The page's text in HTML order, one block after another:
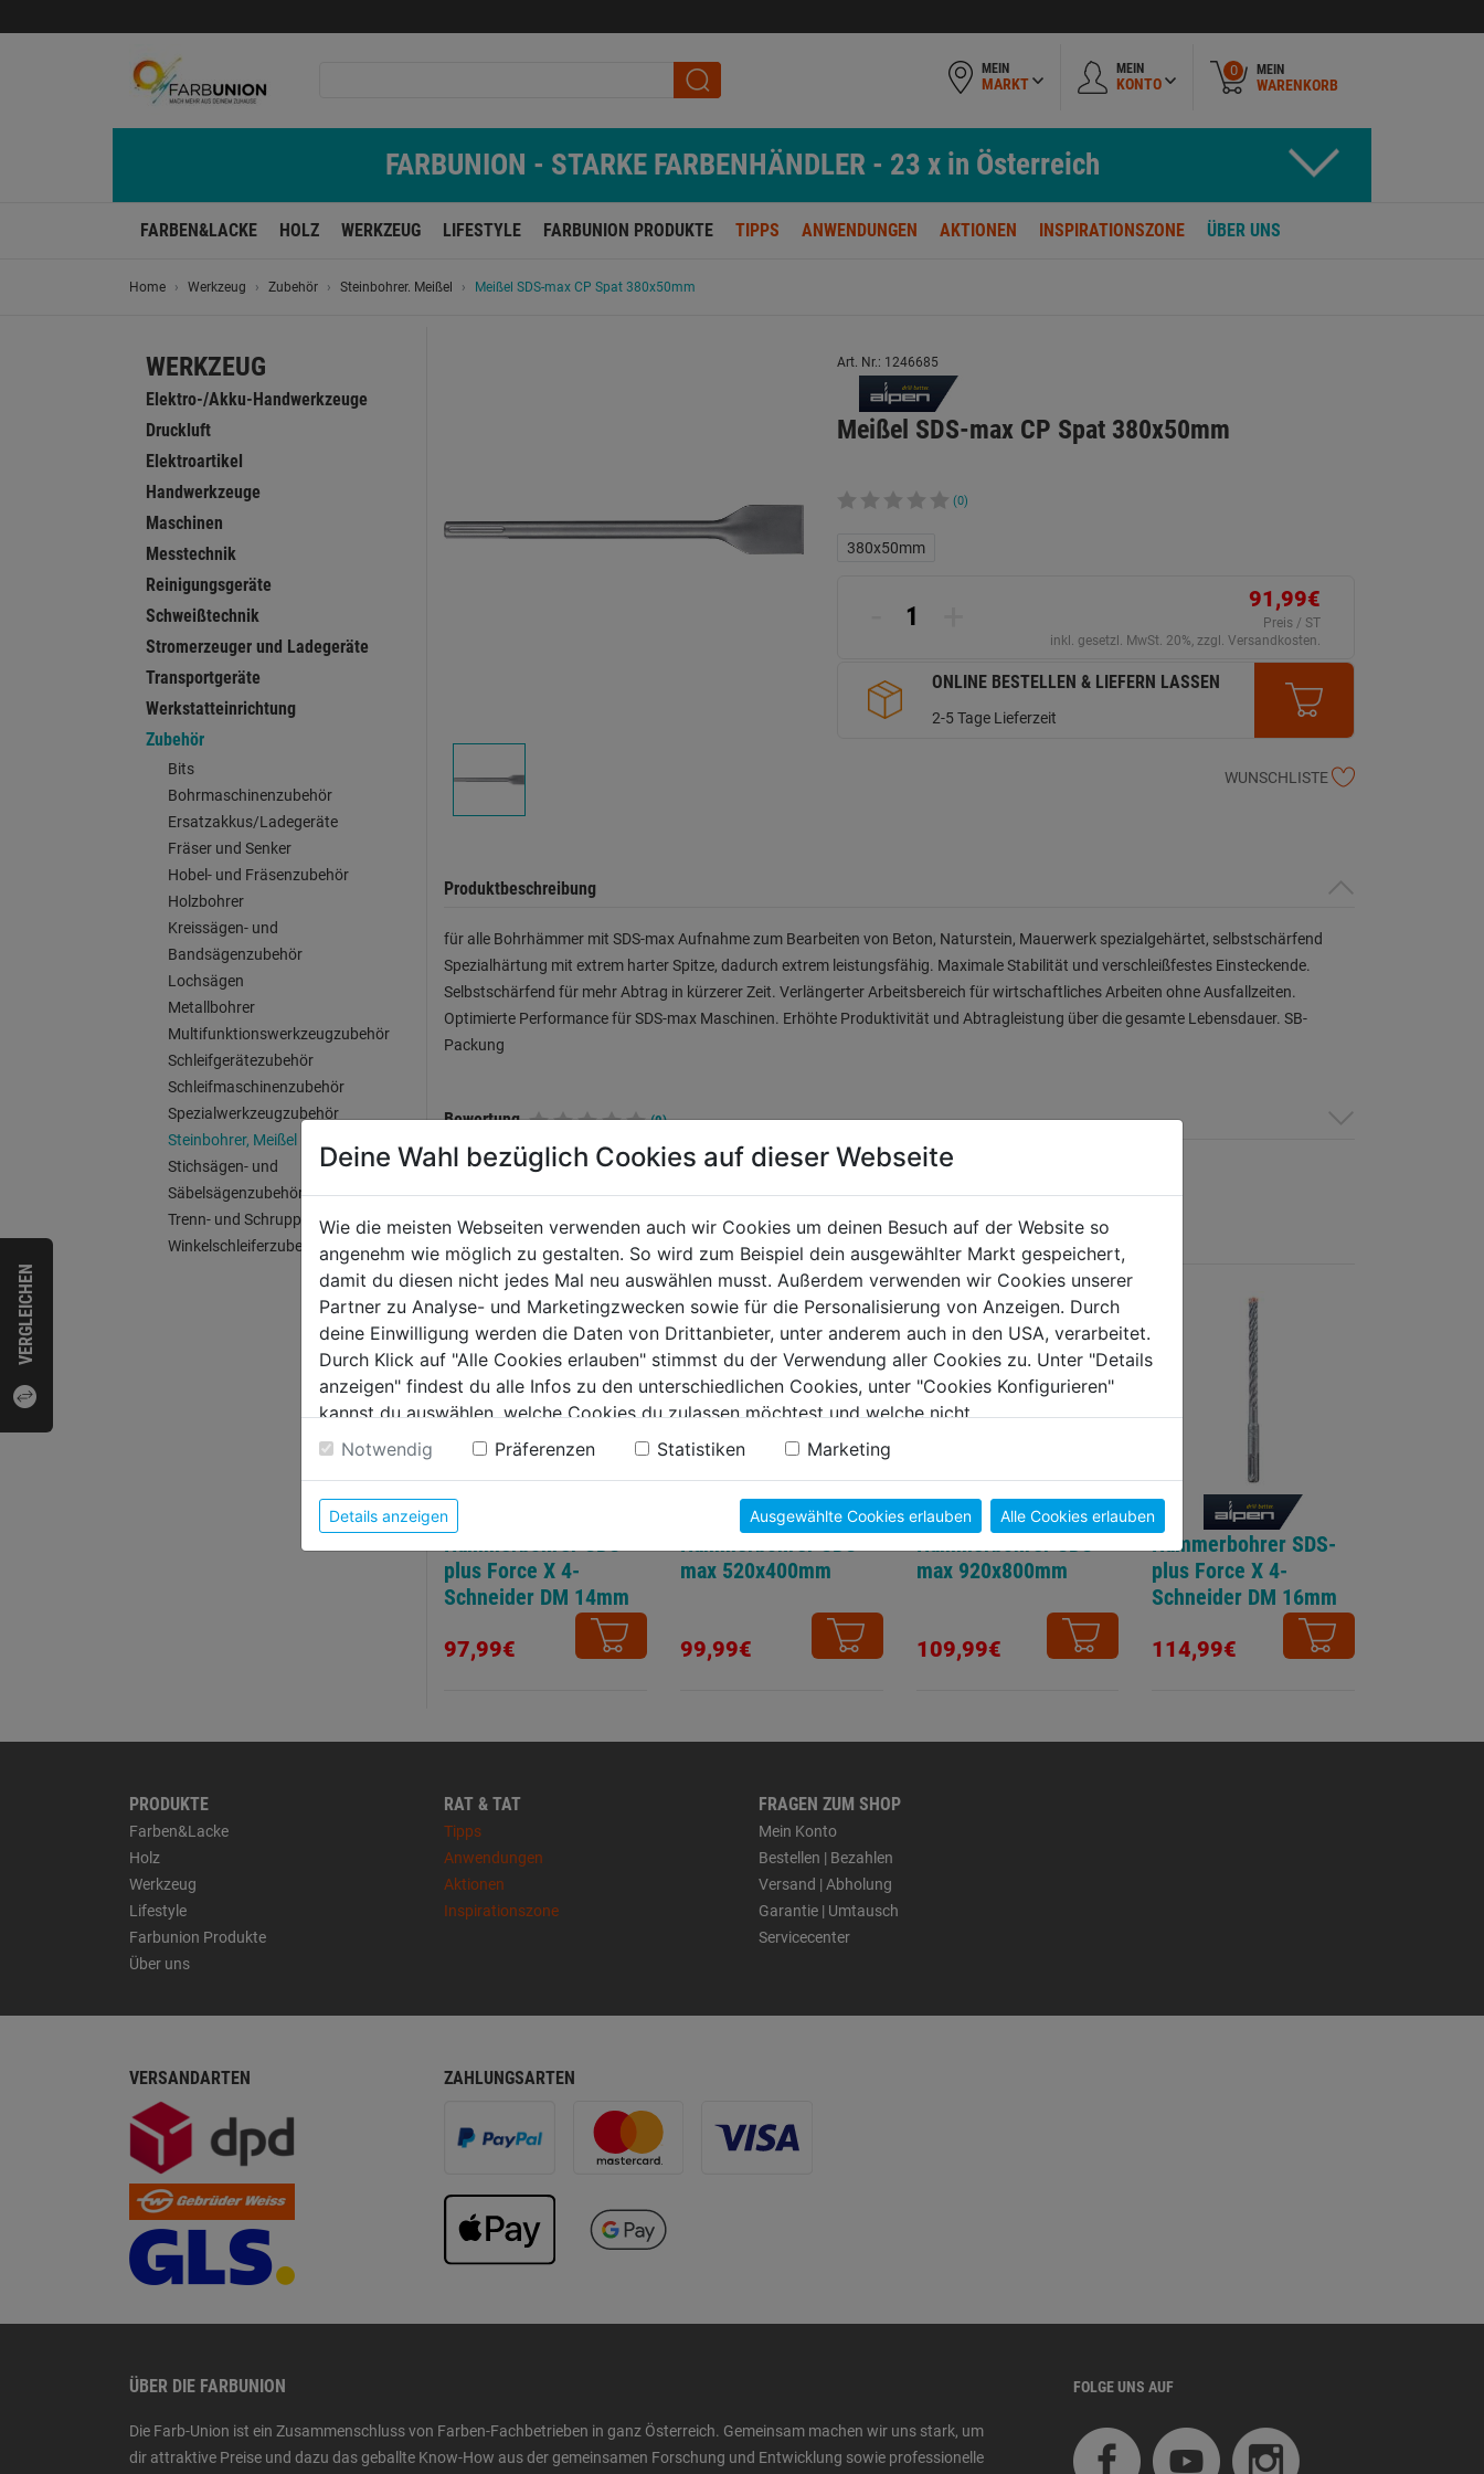
VERGLEICHEN
MEIN
MARKT
MEIN
KONTO
0 MEIN
WARENKORB
FARBUNION - STARKE FARBENHÄNDLER - 23 x in Österreich
FARBEN&LACKE HOLZ WERKZEUG LIFESTYLE FARBUNION PRODUKTE TIPPS ANWENDUNGEN AKTIONEN INSPIRATIONSZONE ÜBER UNS
Home Werkzeug Zubehör Steinbohrer. Meißel Meißel SDS-max CP Spat 380x50mm
WERKZEUG
Elektro-/Akku-Handwerkzeuge
Druckluft
Elektroartikel
Handwerkzeuge
Maschinen
Messtechnik
Reinigungsgeräte
Schweißtechnik
Stromerzeuger und Ladegeräte
Transportgeräte
Werkstatteinrichtung
Zubehör
Bits
Bohrmaschinenzubehör
Ersatzakkus/Ladegeräte
Fräser und Senker
Hobel- und Fräsenzubehör
Holzbohrer
Kreissägen- und
Bandsägenzubehör
Lochsägen
Metallbohrer
Multifunktionswerkzeugzubehör
Schleifgerätezubehör
Schleifmaschinenzubehör
Spezialwerkzeugzubehör
Steinbohrer, Meißel
Stichsägen- und
Säbelsägenzubehör
Trenn- und Schruppscheiben
Winkelschleiferzubehör
Art. Nr.: 1246685
Meißel SDS-max CP Spat 380x50mm
(0)
380x50mm
91,99€
Preis / ST
inkl. gesetzl. MwSt. 20%, zzgl. Versandkosten.
ONLINE BESTELLEN & LIEFERN LASSEN
2-5 Tage Lieferzeit
WUNSCHLISTE
Produktbeschreibung
für alle Bohrhämmer mit SDS-max Aufnahme zum Bearbeiten von Beton, Naturstein, Mauerwerk spezialgehärtet, selbstschärfend
Spezialhärtung mit extrem harter Spitze, dadurch extrem leistungsfähig. Maximale Stabilität und verschleißfestes Einsteckende.
Selbstschärfend für mehr Abtrag in kürzerer Zeit. Verlängerter Arbeitsbereich für wirtschaftliches Arbeiten ohne Ausfallzeiten.
Optimierte Performance für SDS-max Maschinen. Erhöhte Produktivität und Abtragleistung über die gesamte Lebensdauer. SB-
Packung
Bewertung (0)
WEITERE PRODUKTE AUS DIESER KATEGORIE
plus Force X 4-
Schneider DM 14mm
97,99€
max 520x400mm
99,99€
max 920x800mm
109,99€
Hammerbohrer SDS-
plus Force X 4-
Schneider DM 16mm
114,99€
PRODUKTE
Farben&Lacke
Holz
Werkzeug
Lifestyle
Farbunion Produkte
Über uns
RAT & TAT
Tipps
Anwendungen
Aktionen
Inspirationszone
FRAGEN ZUM SHOP
Mein Konto
Bestellen | Bezahlen
Versand | Abholung
Garantie | Umtausch
Servicecenter
VERSANDARTEN ZAHLUNGSARTEN
ÜBER DIE FARBUNION
Die Farb-Union ist ein Zusammenschluss von Farben-Fachbetrieben in ganz Österreich. Gemeinsam machen wir uns stark, um
dir attraktive Preise und dazu das geballte Know-How aus der gemeinsamen Forschung und Entwicklung sowie professionelle
FOLGE UNS AUF
Deine Wahl bezüglich Cookies auf dieser Webseite
Wie die meisten Webseiten verwenden auch wir Cookies um deinen Besuch auf der Website so
angenehm wie möglich zu gestalten. So wird zum Beispiel dein ausgewählter Markt gespeichert,
damit du diesen nicht jedes Mal neu auswählen musst. Außerdem verwenden wir Cookies unserer
Partner zu Analyse- und Marketingzwecken sowie für die Personalisierung von Anzeigen. Durch
deine Einwilligung werden die Daten von Drittanbieter, unter anderem auch in den USA, verarbeitet.
Durch Klick auf "Alle Cookies erlauben" stimmst du der Verwendung aller Cookies zu. Unter "Details
anzeigen" findest du alle Infos zu den unterschiedlichen Cookies, unter "Cookies Konfigurieren"
kannst du auswählen, welche Cookies du zulassen möchtest und welche nicht.
Weitere Informationen findest du in unserer Datenschutzerklärung
Notwendig Präferenzen Statistiken Marketing
Details anzeigen Ausgewählte Cookies erlauben Alle Cookies erlauben